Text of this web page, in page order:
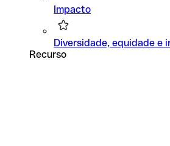
Impacto
Diversidade, equidade e
Recurso